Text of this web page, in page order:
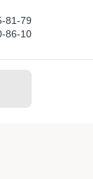
81-79
86-10